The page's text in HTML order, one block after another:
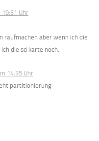
Uhr
raufmachen aber wenn ich die
die sd karte noch.
14:35 Uhr
partitionierung